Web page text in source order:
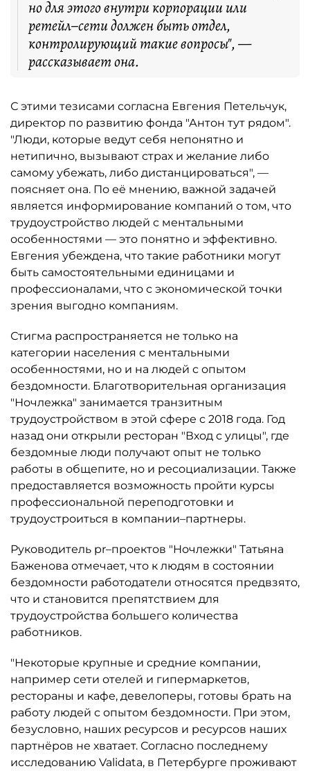
но для этого внутри корпорации или
ретейл–сети должен быть отдел,
контролирующий такие вопросы", —
рассказывает она.
С этими тезисами согласна Евгения Петельчук,
директор по развитию фонда "Антон тут рядом".
"Люди, которые ведут себя непонятно и
нетипично, вызывают страх и желание либо
самому убежать, либо дистанцироваться", —
поясняет она. По её мнению, важной задачей
является информирование компаний о том, что
трудоустройство людей с ментальными
особенностями — это понятно и эффективно.
Евгения убеждена, что такие работники могут
быть самостоятельными единицами и
профессионалами, что с экономической точки
зрения выгодно компаниям.
Стигма распространяется не только на
категории населения с ментальными
особенностями, но и на людей с опытом
бездомности. Благотворительная организация
"Ночлежка" занимается транзитным
трудоустройством в этой сфере с 2018 года. Год
назад они открыли ресторан "Вход с улицы", где
бездомные люди получают опыт не только
работы в общепите, но и ресоциализации. Также
предоставляется возможность пройти курсы
профессиональной переподготовки и
трудоустроиться в компании–партнеры.
Руководитель pr–проектов "Ночлежки" Татьяна
Баженова отмечает, что к людям в состоянии
бездомности работодатели относятся предвзято,
что и становится препятствием для
трудоустройства большего количества
работников.
"Некоторые крупные и средние компании,
например сети отелей и гипермаркетов,
рестораны и кафе, девелоперы, готовы брать на
работу людей с опытом бездомности. При этом,
безусловно, наших ресурсов и ресурсов наших
партнёров не хватает. Согласно последнему
исследованию Validata, в Петербурге проживают